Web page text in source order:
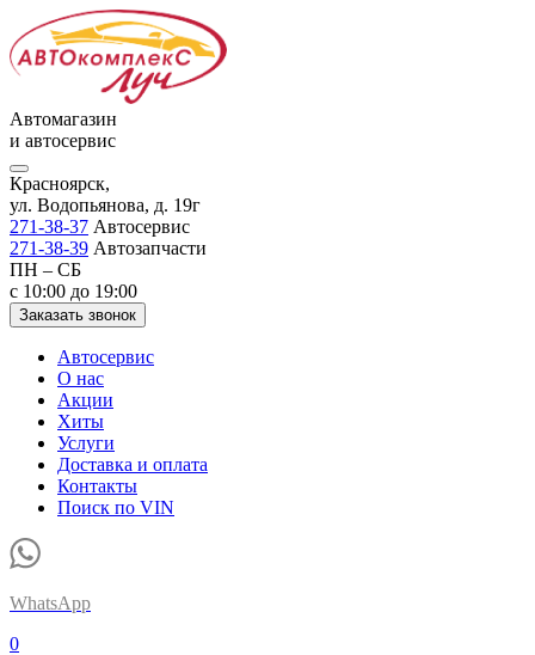
Автомагазин
и автосервис
Красноярск,
ул. Водопьянова, д. 19г
271-38-37 Автосервис
271-38-39 Автозапчасти
ПН – СБ
с 10:00 до 19:00
Заказать звонок
Автосервис
О нас
Акции
Хиты
Услуги
Доставка и оплата
Контакты
Поиск по VIN
WhatsApp
0